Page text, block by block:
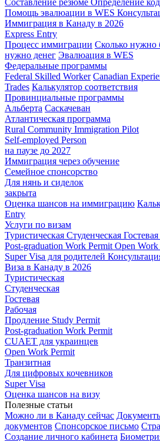
Помощь эвалюации в WES
Иммиграция в Канаду в 2026
Express Entry
Процесс иммиграции Сколько нужно
нужно денег Эвалюация в WES
Федеральные программы
Federal Skilled Worker Canadian
Trades Калькулятор соответствия
Провинциальные программы
Альберта Саскачеван
Атлантическая программа
Rural Community Immigration Pilot
Self-employed Person
на паузе до 2027
Иммиграция через обучение
Семейное спонсорство
Для нянь и сиделок
закрыта
Оценка шансов на иммиграцию
Entry
Услуги по визам
Туристическая Студенческая Гостевая
Post-graduation Work Permit Open Work
Super Visa для родителей
Виза в Канаду в 2026
Туристическая
Студенческая
Гостевая
Рабочая
Продление Study Permit
Post-graduation Work Permit
CUAET для украинцев
Open Work Permit
Транзитная
Для цифровых кочевников
Super Visa
Оценка шансов на визу
Полезные статьи
Можно ли в Канаду сейчас
документов Спонсорское письмо
Создание личного кабинета